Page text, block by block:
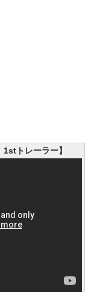
1stトレーラー】